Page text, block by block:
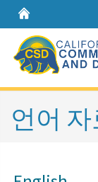
Home
언어 자